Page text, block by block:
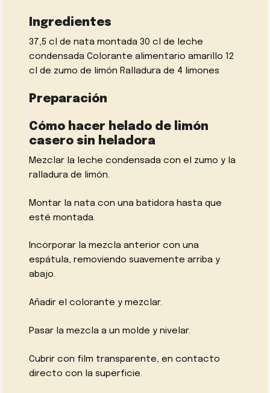
Ingredientes
37,5 cl de nata montada 30 cl de leche
condensada Colorante alimentario amarillo 12
cl de zumo de limón Ralladura de 4 limones
Preparación
Cómo hacer helado de limón
casero sin heladora
Mezclar la leche condensada con el zumo y la
ralladura de limón.
Montar la nata con una batidora hasta que
esté montada.
Incorporar la mezcla anterior con una
espátula, removiendo suavemente arriba y
abajo.
Añadir el colorante y mezclar.
Pasar la mezcla a un molde y nivelar.
Cubrir con film transparente, en contacto
directo con la superficie.